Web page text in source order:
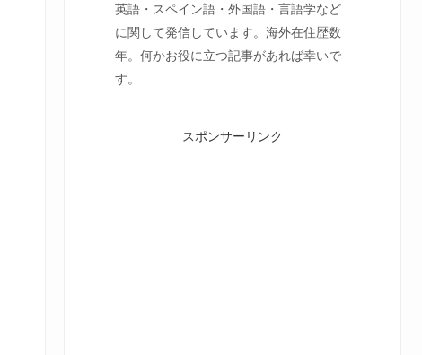
英語・スペイン語・外国語・言語学など
に関して発信しています。海外在住歴数
年。何かお役に立つ記事があれば幸いで
す。
スポンサーリンク